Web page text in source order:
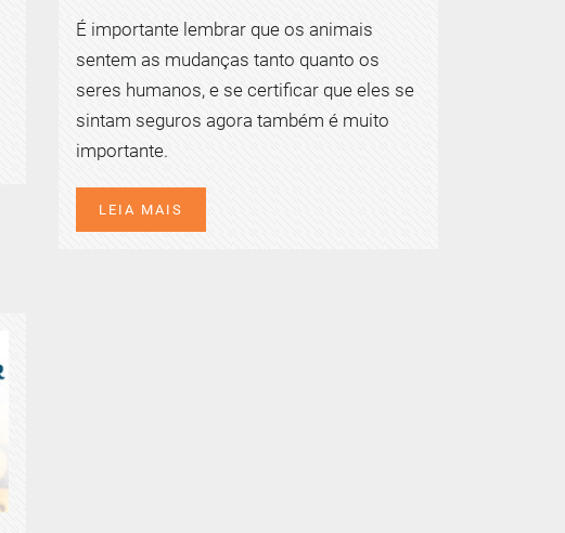
É importante lembrar que os animais
sentem as mudanças tanto quanto os
seres humanos, e se certificar que eles se
sintam seguros agora também é muito
importante.
LEIA MAIS